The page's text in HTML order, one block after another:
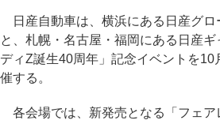
日産自動車は、横浜にある日産グロ
と、札幌・名古屋・福岡にある日産
ディZ誕生40周年」記念イベントを10
催する。
各会場では、新発売となる「フェア